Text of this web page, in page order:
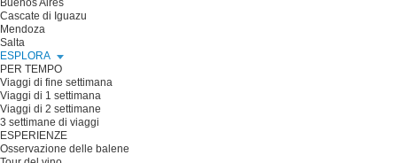
Buenos Aires
Cascate di Iguazu
Mendoza
Salta
ESPLORA
PER TEMPO
Viaggi di fine settimana
Viaggi di 1 settimana
Viaggi di 2 settimane
3 settimane di viaggi
ESPERIENZE
Osservazione delle balene